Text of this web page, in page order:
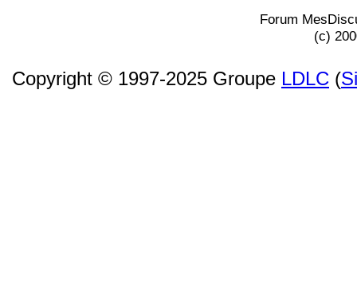
Forum
(c)
Copyright © 1997-2025 Groupe LDLC (